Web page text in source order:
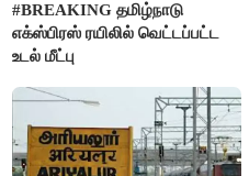
#BREAKING தமிழ்நாடு
எக்ஸ்பிரஸ் ரயிலில் வெட்டப்பட்ட
உடல் மீட்பு